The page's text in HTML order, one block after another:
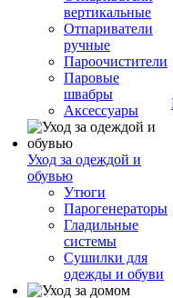
вертикальные
Отпариватели
ручные
Пароочистители
Паровые
швабры
Аксессуары
Уход за одеждой и
обувью
Утюги
Парогенераторы
Гладильные
системы
Сушилки для
одежды и обуви